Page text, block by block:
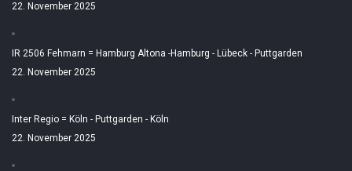
22. November 2025
IR 2506 Fehmarn = Hamburg Altona -Hamburg - Lübeck - Puttgarden
22. November 2025
Inter Regio = Köln - Puttgarden - Köln
22. November 2025